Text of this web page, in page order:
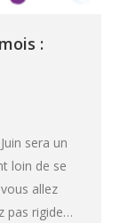
:
sera un
loin de se
allez
pas rigide…